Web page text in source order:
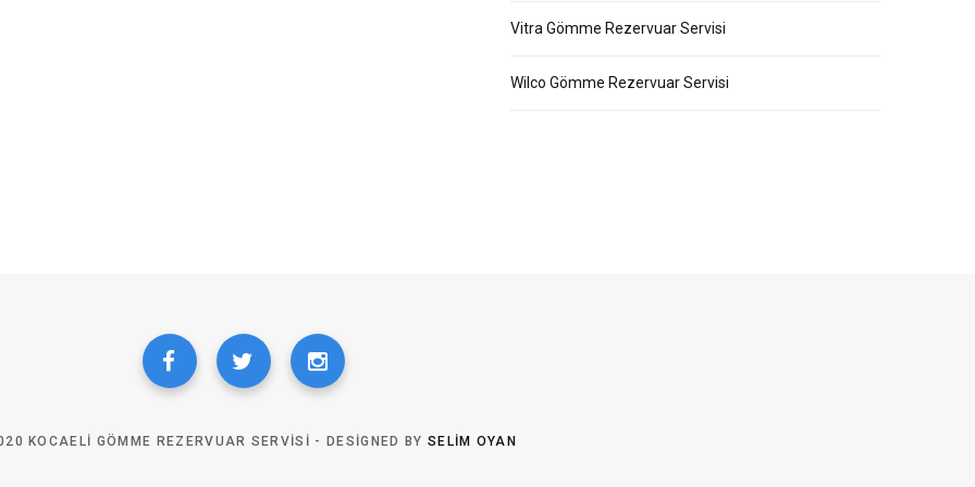
Vitra Gömme Rezervuar Servisi
Wilco Gömme Rezervuar Servisi
KOCAELI GÖMME REZERVUAR SERVISI - DESIGNED BY SELIM OYAN